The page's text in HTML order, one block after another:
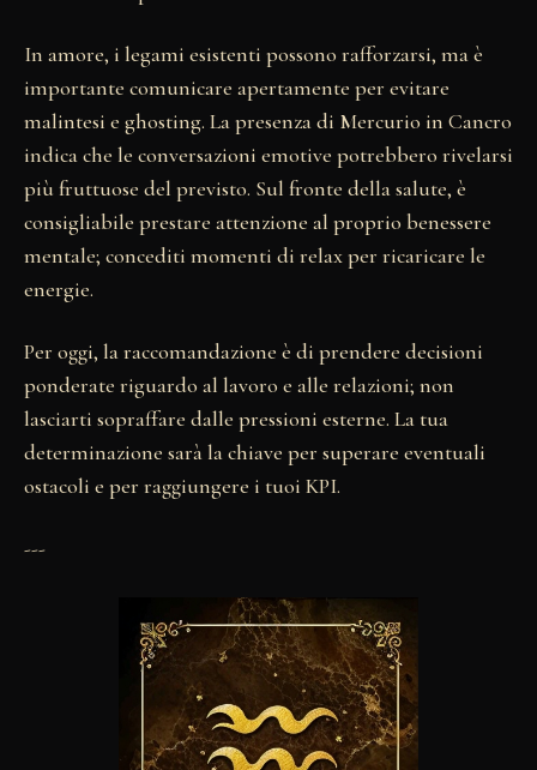
In amore, i legami esistenti possono rafforzarsi, ma è
importante comunicare apertamente per evitare
malintesi e ghosting. La presenza di Mercurio in Cancro
indica che le conversazioni emotive potrebbero rivelarsi
più fruttuose del previsto. Sul fronte della salute, è
consigliabile prestare attenzione al proprio benessere
mentale; concediti momenti di relax per ricaricare le
energie.
Per oggi, la raccomandazione è di prendere decisioni
ponderate riguardo al lavoro e alle relazioni; non
lasciarti sopraffare dalle pressioni esterne. La tua
determinazione sarà la chiave per superare eventuali
ostacoli e per raggiungere i tuoi KPI.
---